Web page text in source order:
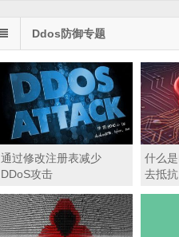
Ddos防御专题
通过修改注册表减少
DDoS攻击
什么
去抵抗